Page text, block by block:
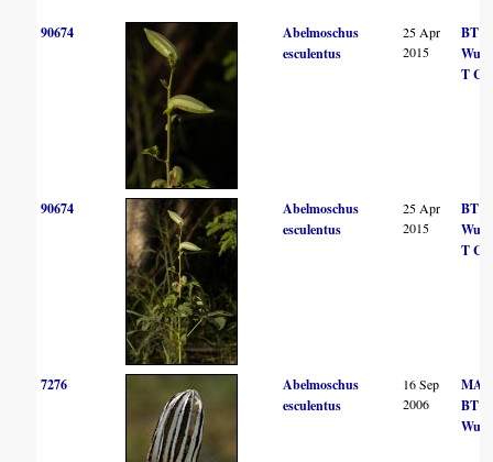
90674
Abelmoschus
esculentus
25 Apr
2015
BT
T
90674
Abelmoschus
esculentus
25 Apr
2015
BT
T
7276
Abelmoschus
esculentus
16 Sep
2006
MA
BT